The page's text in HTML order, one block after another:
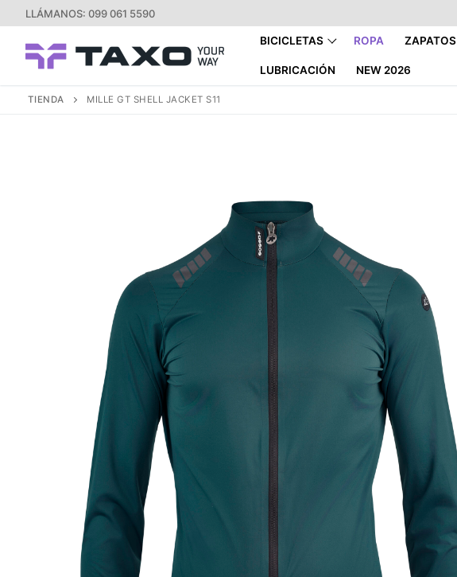
al
contenido
LLÁMANOS: 099 061 5590
BICICLETAS ROPA ZAPATOS
LUBRICACIÓN NEW 2026
TIENDA MILLE GT SHELL JACKET S11